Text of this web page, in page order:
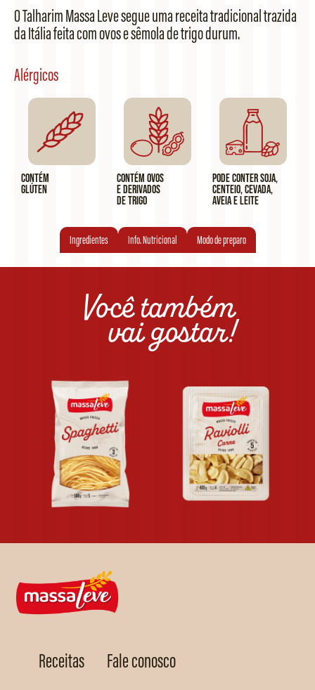
O Talharim Massa Leve segue uma receita tradicional trazida
da Itália feita com ovos e sêmola de trigo durum.
Alérgicos
Contém
glúten
Contém ovos
e derivados
de trigo
Pode conter soja,
centeio, cevada,
aveia e leite
Ingredientes Info. Nutricional Modo de preparo
Você também
vai gostar!
Receitas Fale conosco